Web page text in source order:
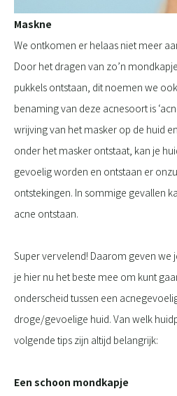
Maskne
We ontkomen er helaas niet meer
Door het dragen van zo’n
pukkels ontstaan, dit noemen we
benaming van deze acnesoort is
wrijving van het masker op de huid
onder het masker ontstaat, kan je
gevoelig worden en ontstaan er
ontstekingen. In sommige gevallen
acne ontstaan.
​​​​​Super vervelend! Daarom geven we
je hier nu het beste mee om kunt
onderscheid tussen een
droge/gevoelige huid. Van welk
volgende tips zijn altijd belangrijk:
Een schoon mondkapje